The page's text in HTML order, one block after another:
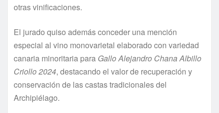
otras vinificaciones.
El jurado quiso además conceder una mención
especial al vino monovarietal elaborado con variedad
canaria minoritaria para Gallo Alejandro Chana Albillo
Criollo 2024, destacando el valor de recuperación y
conservación de las castas tradicionales del
Archipiélago.